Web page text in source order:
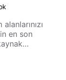
en son